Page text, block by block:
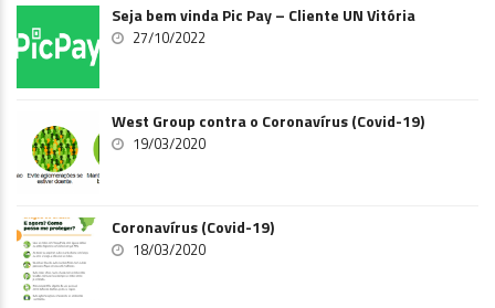
Seja bem vinda Pic Pay – Cliente UN Vitória
27/10/2022
West Group contra o Coronavírus (Covid-19)
19/03/2020
Coronavírus (Covid-19)
18/03/2020